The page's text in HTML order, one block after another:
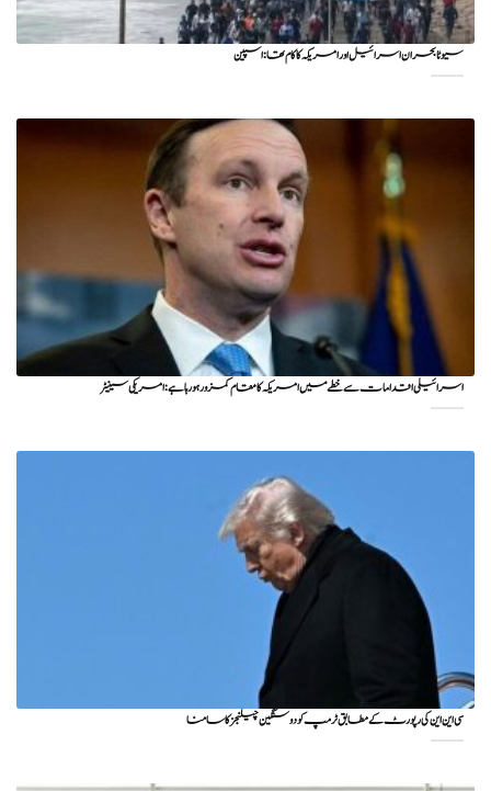
سیوٹا بحران اسرائیل اور امریکہ کا کام تھا: اسپین
اسرائیلی اقدامات سے خطے میں امریکہ کا مقام کمزور ہو رہا ہے: امریکی سینیٹر
سی این این کی رپورٹ کے مطابق ٹرمپ کو دو سنگین چیلنجز کا سامنا